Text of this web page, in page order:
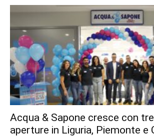
Acqua & Sapone cresce con
aperture in Liguria, Piemonte e